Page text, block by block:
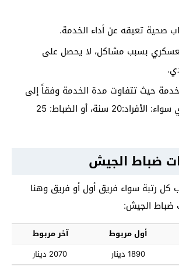
صحية تعيقه عن أداء الخدمة.
بسبب مشاكل، لا يحصل على
حيث تتفاوت مدة الخدمة وفقاً إلى
سواء: الأفراد:20 سنة، أو
الضباط: 25
ضباط الجيش
كل رتبة سواء فريق أول أو فريق وهنا
ضباط الجيش:
أول مربوط
آخر مربوط
1890 دينار
2070 دينار